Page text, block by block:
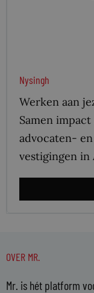
Nysingh
Werken aan
Samen
advocaten-
vestigingen
OVER MR.
Mr. is hét platform